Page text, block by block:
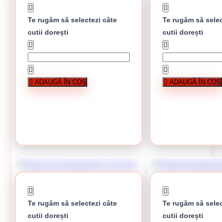
Saiba plata M10
0.06 Lei / bucati
Te rugăm să selectezi câte
cutii dorești
ADAUGĂ ÎN COȘ
Piulita hexagonala M6
0.03 Lei / bucati
Te rugăm să
cutii dorești
ADAUGĂ ÎN COȘ
Te rugăm să selectezi câte
cutii dorești
Te rugăm să
cutii dorești